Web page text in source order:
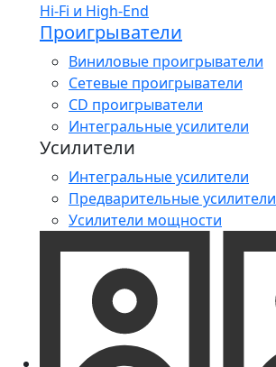
Hi-Fi и High-End
Проигрыватели
Виниловые проигрыватели
Сетевые проигрыватели
CD проигрыватели
Интегральные усилители
Усилители
Интегральные усилители
Предварительные усилители
Усилители мощности